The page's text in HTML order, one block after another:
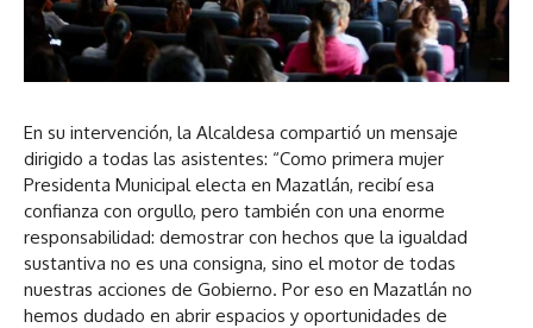
En su intervención, la Alcaldesa compartió un mensaje
dirigido a todas las asistentes: “Como primera mujer
Presidenta Municipal electa en Mazatlán, recibí esa
confianza con orgullo, pero también con una enorme
responsabilidad: demostrar con hechos que la igualdad
sustantiva no es una consigna, sino el motor de todas
nuestras acciones de Gobierno. Por eso en Mazatlán no
hemos dudado en abrir espacios y oportunidades de